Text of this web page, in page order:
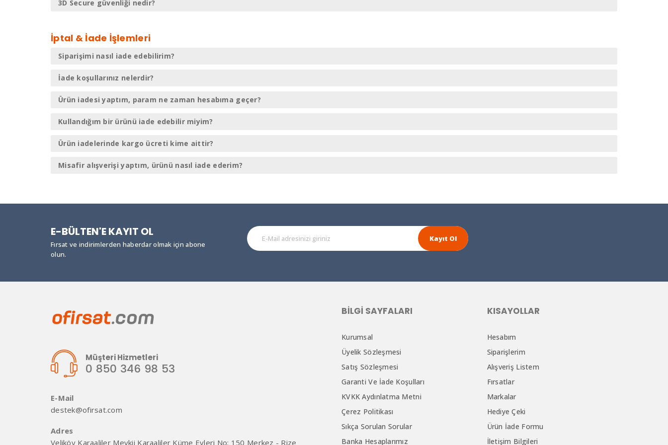
3D Secure güvenliği nedir?
İptal & İade İşlemleri
Siparişimi nasıl iade edebilirim?
İade koşullarınız nelerdir?
Ürün iadesi yaptım, param ne zaman hesabıma geçer?
Kullandığım bir ürünü iade edebilir miyim?
Ürün iadelerinde kargo ücreti kime aittir?
Misafir alışverişi yaptım, ürünü nasıl iade ederim?
E-BÜLTEN'E KAYIT OL
Fırsat ve indirimlerden haberdar olmak için abone
olun.
Kayıt Ol
Müşteri Hizmetleri
0 850 346 98 53
E-Mail
destek@ofirsat.com
Adres
Veliköy Karaaliler Mevkii Karaaliler Küme Evleri No: 150 Merkez - Rize
BILGI SAYFALARI
Kurumsal
Üyelik Sözleşmesi
Satış Sözleşmesi
Garanti Ve İade Koşulları
KVKK Aydınlatma Metni
Çerez Politikası
Sıkça Sorulan Sorular
Banka Hesaplarımız
KISAYOLLAR
Hesabım
Siparişlerim
Alışveriş Listem
Fırsatlar
Markalar
Hediye Çeki
Ürün İade Formu
İletişim Bilgileri